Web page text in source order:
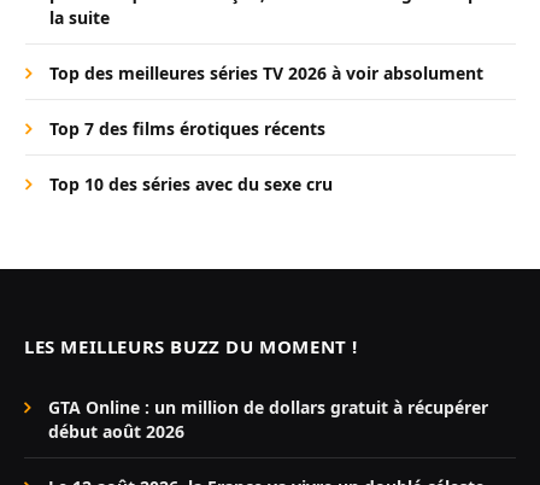
la suite
Top des meilleures séries TV 2026 à voir absolument
Top 7 des films érotiques récents
Top 10 des séries avec du sexe cru
LES MEILLEURS BUZZ DU MOMENT !
GTA Online : un million de dollars gratuit à récupérer
début août 2026